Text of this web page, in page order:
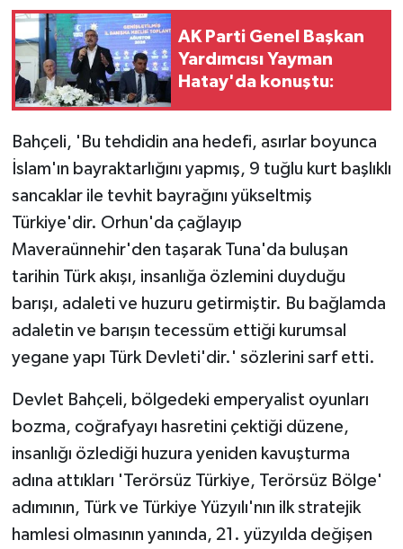
AK Parti Genel Başkan
Yardımcısı Yayman
Hatay'da konuştu:
Bahçeli, 'Bu tehdidin ana hedefi, asırlar boyunca
İslam'ın bayraktarlığını yapmış, 9 tuğlu kurt başlıklı
sancaklar ile tevhit bayrağını yükseltmiş
Türkiye'dir. Orhun'da çağlayıp
Maveraünnehir'den taşarak Tuna'da buluşan
tarihin Türk akışı, insanlığa özlemini duyduğu
barışı, adaleti ve huzuru getirmiştir. Bu bağlamda
adaletin ve barışın tecessüm ettiği kurumsal
yegane yapı Türk Devleti'dir.' sözlerini sarf etti.
Devlet Bahçeli, bölgedeki emperyalist oyunları
bozma, coğrafyayı hasretini çektiği düzene,
insanlığı özlediği huzura yeniden kavuşturma
adına attıkları 'Terörsüz Türkiye, Terörsüz Bölge'
adımının, Türk ve Türkiye Yüzyılı'nın ilk stratejik
hamlesi olmasının yanında, 21. yüzyılda değişen